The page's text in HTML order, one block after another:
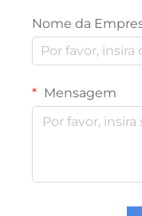
Nome da
Mensagem